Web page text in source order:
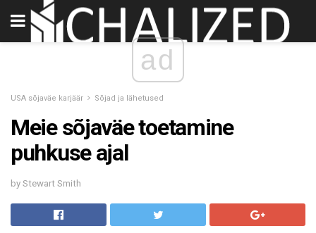
ad
USA sõjaväe karjäär Sõjad ja lähetused
Meie sõjaväe toetamine
puhkuse ajal
by Stewart Smith